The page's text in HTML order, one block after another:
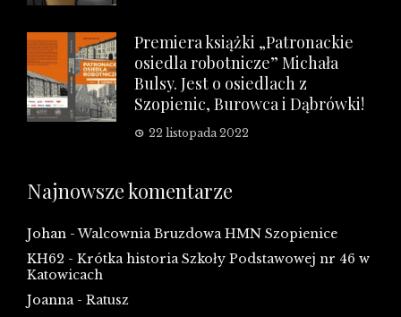
Premiera książki „Patronackie
osiedla robotnicze” Michała
Bulsy. Jest o osiedlach z
Szopienic, Burowca i Dąbrówki!
22 listopada 2022
Najnowsze komentarze
Johan -Walcownia Bruzdowa HMN Szopienice
KH62 - Krótka historia Szkoły Podstawowej nr 46 w
Katowicach
Joanna- Ratusz